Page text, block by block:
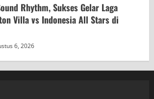
Rhythm, Sukses Gelar Laga
Villa vs Indonesia All Stars di
6, 2026